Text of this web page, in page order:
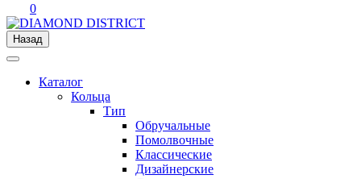
0
Назад
Каталог
Кольца
Тип
Обручальные
Помолвочные
Классические
Дизайнерские